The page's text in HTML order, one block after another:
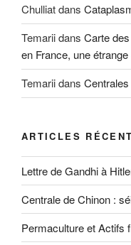
Chulliatdans
Temariidans Carte
en France, une
Temariidans
ARTICLES
Lettre de Gandhi à
Centrale de Chinon :
Permaculture et Actifs